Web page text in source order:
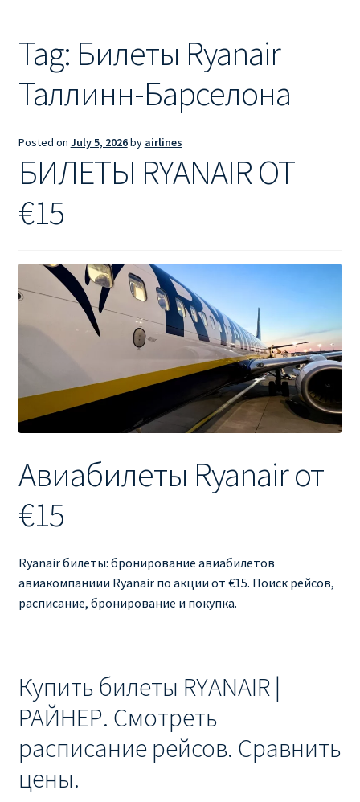
RYANAIR ИЗ РИГИ
Ryanair из Стокгольма
Ryanair из Тампере
RYANAIR ИЗ ЧЕХИИ | ПРАГА, ОСТРАВА, ПАРДУБИЦЕ,
Ryanair изменение имени
Ryanair изменения
Ryanair изменить фамилию
Ryanair направления, акции
Ryanair пересадки
RYANAIR ПОДГОРИЦА, ЧЕРНОГОРИЯ
Ryanair Польша
Tag: Билеты Ryanair
Таллинн-Барселона
Posted on July 5, 2026by airlines
БИЛЕТЫ RYANAIR ОТ
€15
Авиабилеты Ryanair от
€15
Ryanair билеты: бронирование авиабилетов
авиакомпаниии Ryanair по акции от €15. Поиск рейсов,
расписание, бронирование и покупка.
Купить билеты RYANAIR |
РАЙНЕР. Смотреть
расписание рейсов. Сравнить
цены.